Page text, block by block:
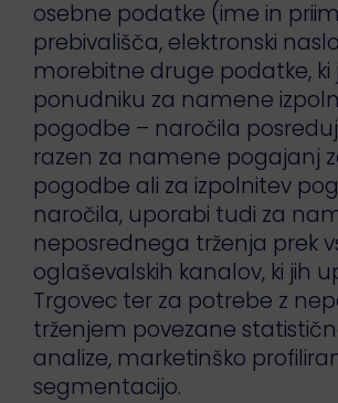
osebne podatke (ime in
prebivališča, elektronski
morebitne druge podatke, ki
ponudniku za namene
pogodbe – naročila
razen za namene pogajanj
pogodbe ali za izpolnitev
naročila, uporabi tudi za
neposrednega trženja prek
oglaševalskih kanalov, ki jih
Trgovec ter za potrebe z
trženjem povezane
analize, marketinško
segmentacijo.